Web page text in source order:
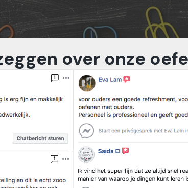
over onze